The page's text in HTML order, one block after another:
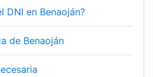
en Benaoján?
de Benaoján